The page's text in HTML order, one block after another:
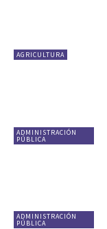
AGRICULTURA
ADMINISTRACIÓN
PÚBLICA
ADMINISTRACIÓN
PÚBLICA